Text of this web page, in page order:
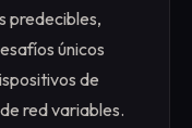
predecibles,
únicos
de
red variables.